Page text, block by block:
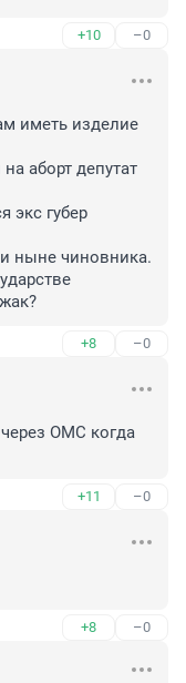
+10 –0
иметь изделие
аборт депутат
экс губер
ныне чиновника.
+8 –0
ОМС когда
+11 –0
+8 –0